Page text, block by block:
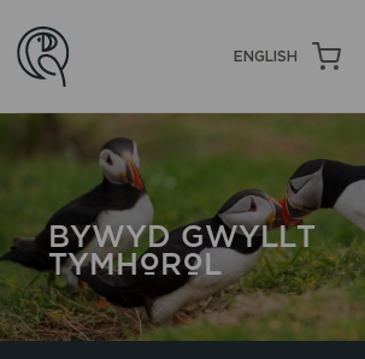
ENGLISH
BYWYD GWYLLT
TYMHOROL